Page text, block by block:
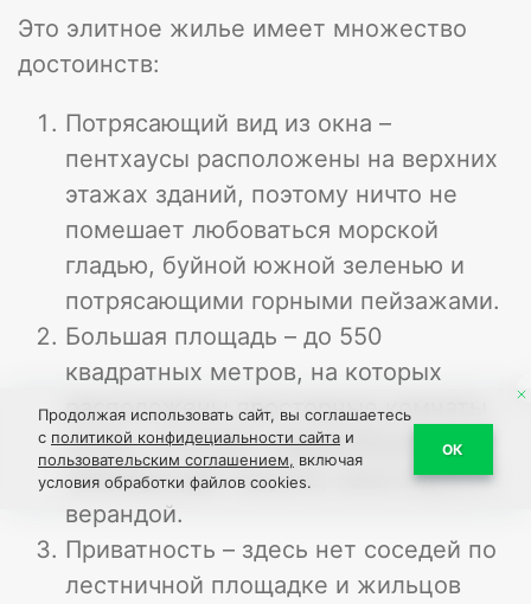
Это элитное жилье имеет множество
достоинств:
Потрясающий вид из окна –
пентхаусы расположены на верхних
этажах зданий, поэтому ничто не
помешает любоваться морской
гладью, буйной южной зеленью и
потрясающими горными пейзажами.
Большая площадь – до 550
квадратных метров, на которых
расположены просторные комнаты,
кухня, столовая, гардеробная,
минимум два санузла, зона отдыха с
верандой.
Приватность – здесь нет соседей по
лестничной площадке и жильцов
Продолжая использовать сайт, вы соглашаетесь
с политикой конфидециальности сайта и
пользовательским соглашением, включая
условия обработки файлов cookies.
ОК